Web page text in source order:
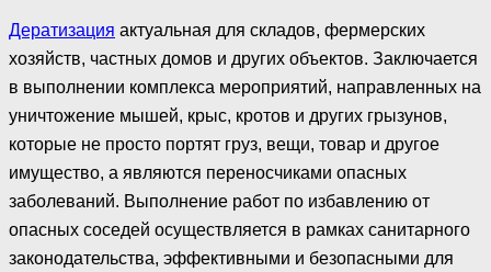
Дератизация актуальная для складов, фермерских
хозяйств, частных домов и других объектов. Заключается
в выполнении комплекса мероприятий, направленных на
уничтожение мышей, крыс, кротов и других грызунов,
которые не просто портят груз, вещи, товар и другое
имущество, а являются переносчиками опасных
заболеваний. Выполнение работ по избавлению от
опасных соседей осуществляется в рамках санитарного
законодательства, эффективными и безопасными для